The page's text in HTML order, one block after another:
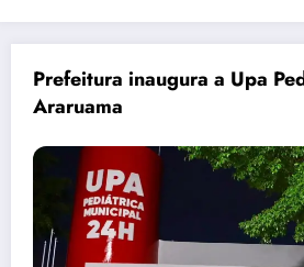
Prefeitura inaugura a Upa
Araruama